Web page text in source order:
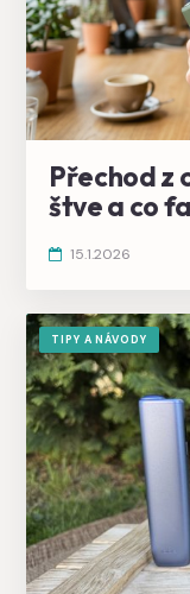
Přechod z
štve a co
15.1.2026
TIPY A NÁVODY